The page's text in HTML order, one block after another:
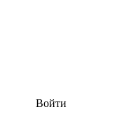
Войти